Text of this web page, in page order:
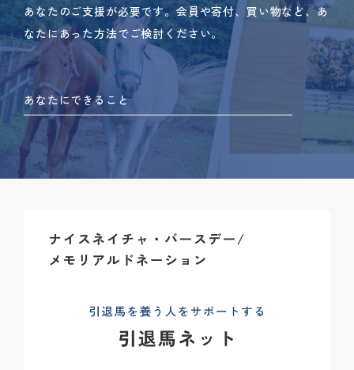
あなたのご支援が必要です。 会員や寄付、買い物など、あ
なたにあった方法でご検討ください。
あなたにできること